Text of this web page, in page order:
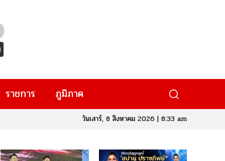
ราชการ ภูมิภาค
วันเสาร์, 8 สิงหาคม 2026 | 8:33 am